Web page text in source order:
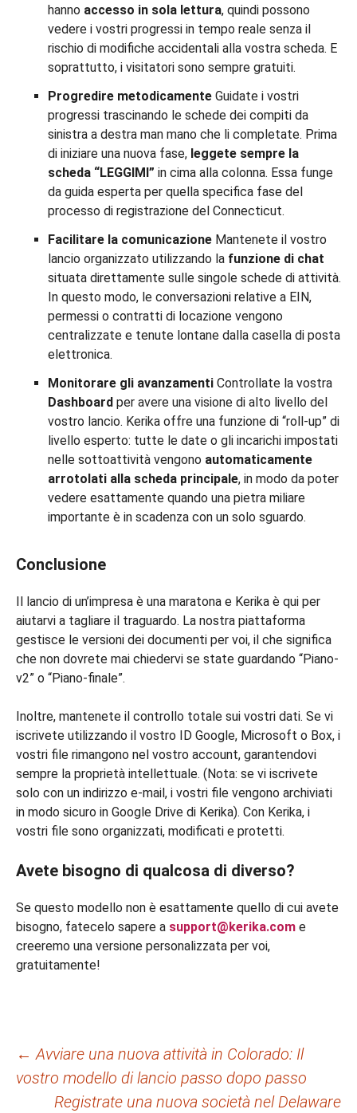
hanno accesso in sola lettura, quindi possono
vedere i vostri progressi in tempo reale senza il
rischio di modifiche accidentali alla vostra scheda. E
soprattutto, i visitatori sono sempre gratuiti.
Progredire metodicamente Guidate i vostri
progressi trascinando le schede dei compiti da
sinistra a destra man mano che li completate. Prima
di iniziare una nuova fase, leggete sempre la
scheda “LEGGIMI” in cima alla colonna. Essa funge
da guida esperta per quella specifica fase del
processo di registrazione del Connecticut.
Facilitare la comunicazione Mantenete il vostro
lancio organizzato utilizzando la funzione di chat
situata direttamente sulle singole schede di attività.
In questo modo, le conversazioni relative a EIN,
permessi o contratti di locazione vengono
centralizzate e tenute lontane dalla casella di posta
elettronica.
Monitorare gli avanzamenti Controllate la vostra
Dashboard per avere una visione di alto livello del
vostro lancio. Kerika offre una funzione di “roll-up” di
livello esperto: tutte le date o gli incarichi impostati
nelle sottoattività vengono automaticamente
arrotolati alla scheda principale, in modo da poter
vedere esattamente quando una pietra miliare
importante è in scadenza con un solo sguardo.
Conclusione
Il lancio di un’impresa è una maratona e Kerika è qui per
aiutarvi a tagliare il traguardo. La nostra piattaforma
gestisce le versioni dei documenti per voi, il che significa
che non dovrete mai chiedervi se state guardando “Piano-
v2” o “Piano-finale”.
Inoltre, mantenete il controllo totale sui vostri dati. Se vi
iscrivete utilizzando il vostro ID Google, Microsoft o Box, i
vostri file rimangono nel vostro account, garantendovi
sempre la proprietà intellettuale. (Nota: se vi iscrivete
solo con un indirizzo e-mail, i vostri file vengono archiviati
in modo sicuro in Google Drive di Kerika). Con Kerika, i
vostri file sono organizzati, modificati e protetti.
Avete bisogno di qualcosa di diverso?
Se questo modello non è esattamente quello di cui avete
bisogno, fatecelo sapere a support@kerika.com e
creeremo una versione personalizzata per voi,
gratuitamente!
Navigazione
articolo
← Avviare una nuova attività in Colorado: Il
vostro modello di lancio passo dopo passo
Registrate una nuova società nel Delaware